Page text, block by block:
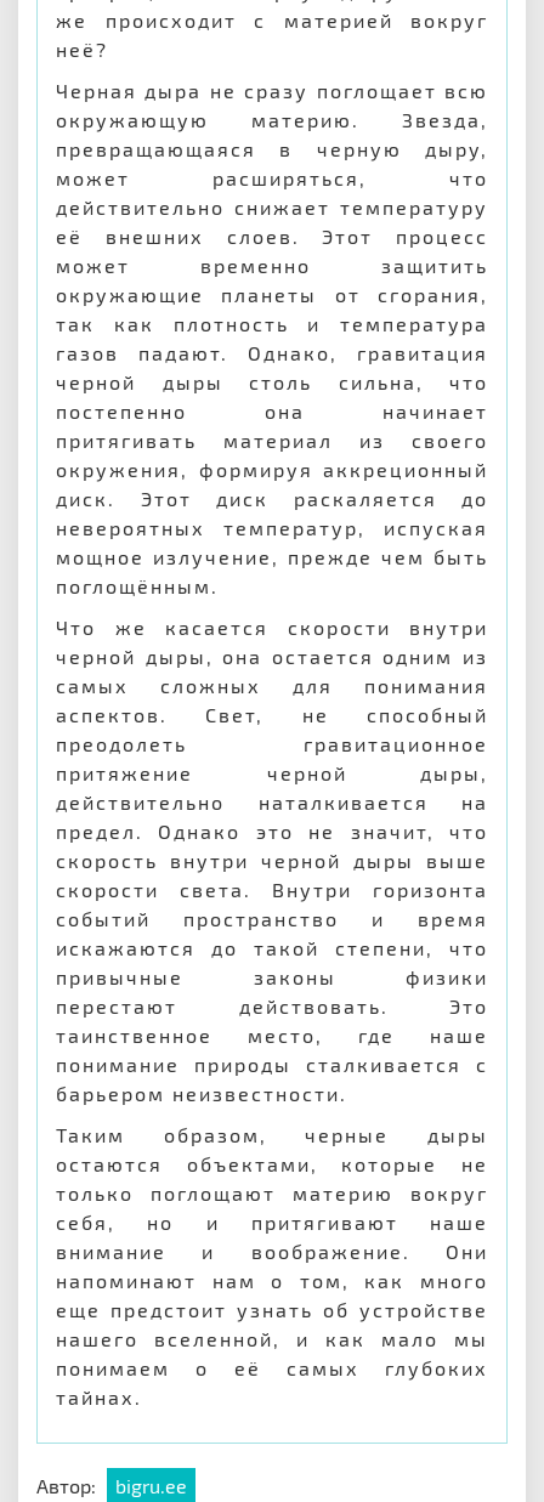
же происходит с материей вокруг
неё?
Черная дыра не сразу поглощает всю
окружающую материю. Звезда,
превращающаяся в черную дыру,
может расширяться, что
действительно снижает температуру
её внешних слоев. Этот процесс
может временно защитить
окружающие планеты от сгорания,
так как плотность и температура
газов падают. Однако, гравитация
черной дыры столь сильна, что
постепенно она начинает
притягивать материал из своего
окружения, формируя аккреционный
диск. Этот диск раскаляется до
невероятных температур, испуская
мощное излучение, прежде чем быть
поглощённым.
Что же касается скорости внутри
черной дыры, она остается одним из
самых сложных для понимания
аспектов. Свет, не способный
преодолеть гравитационное
притяжение черной дыры,
действительно наталкивается на
предел. Однако это не значит, что
скорость внутри черной дыры выше
скорости света. Внутри горизонта
событий пространство и время
искажаются до такой степени, что
привычные законы физики
перестают действовать. Это
таинственное место, где наше
понимание природы сталкивается с
барьером неизвестности.
Таким образом, черные дыры
остаются объектами, которые не
только поглощают материю вокруг
себя, но и притягивают наше
внимание и воображение. Они
напоминают нам о том, как много
еще предстоит узнать об устройстве
нашего вселенной, и как мало мы
понимаем о её самых глубоких
тайнах.
Автор: bigru.ee